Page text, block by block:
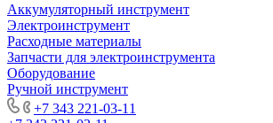
Аккумуляторный инструмент
Электроинструмент
Расходные материалы
Запчасти для электроинструмента
Оборудование
Ручной инструмент
+7 343 221-03-11